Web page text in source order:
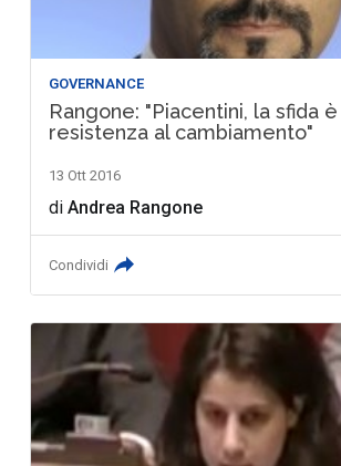
GOVERNANCE
Rangone: "Piacentini, la sfida
resistenza al cambiamento"
13 Ott 2016
diAndrea Rangone
Condividi